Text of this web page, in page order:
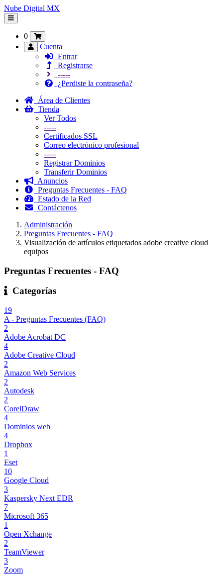
Nube Digital MX
Alternar
Navegación
0
Cuenta
Entrar
Registrarse
-----
¿Perdiste la contraseña?
Área de Clientes
Tienda
Ver Todos
-----
Certificados SSL
Correo electrónico profesional
-----
Registrar Dominios
Transferir Dominios
Anuncios
Preguntas Frecuentes - FAQ
Estado de la Red
Contáctenos
Administración
Preguntas Frecuentes - FAQ
Visualización de artículos etiquetados adobe creative cloud
equipos
Preguntas Frecuentes - FAQ
Categorías
19
A - Preguntas Frecuentes (FAQ)
2
Adobe Acrobat DC
4
Adobe Creative Cloud
2
Amazon Web Services
2
Autodesk
2
CorelDraw
4
Dominios web
4
Dropbox
1
Eset
10
Google Cloud
3
Kaspersky Next EDR
7
Microsoft 365
1
Open Xchange
2
TeamViewer
3
Zoom